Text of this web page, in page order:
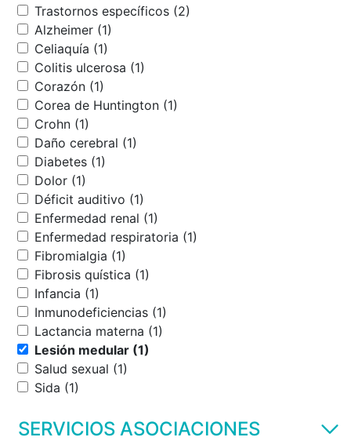
Trastornos específicos (2)
Alzheimer (1)
Celiaquía (1)
Colitis ulcerosa (1)
Corazón (1)
Corea de Huntington (1)
Crohn (1)
Daño cerebral (1)
Diabetes (1)
Dolor (1)
Déficit auditivo (1)
Enfermedad renal (1)
Enfermedad respiratoria (1)
Fibromialgia (1)
Fibrosis quística (1)
Infancia (1)
Inmunodeficiencias (1)
Lactancia materna (1)
Lesión medular (1)
Salud sexual (1)
Sida (1)
SERVICIOS ASOCIACIONES